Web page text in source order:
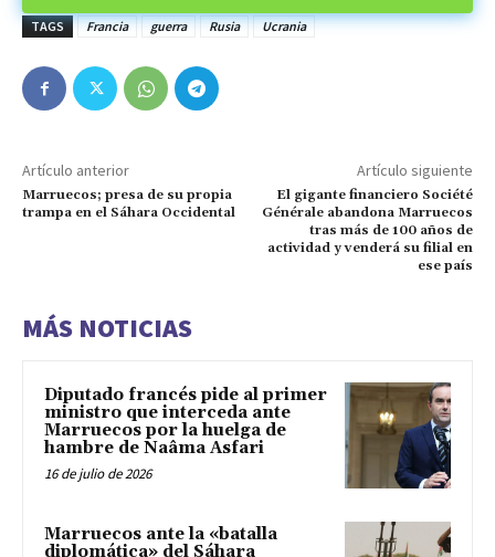
TAGS Francia guerra Rusia Ucrania
Artículo anterior
Marruecos; presa de su propia
trampa en el Sáhara Occidental
Artículo siguiente
El gigante financiero Société
Générale abandona Marruecos
tras más de 100 años de
actividad y venderá su filial en
ese país
MÁS NOTICIAS
Diputado francés pide al primer
ministro que interceda ante
Marruecos por la huelga de
hambre de Naâma Asfari
16 de julio de 2026
Marruecos ante la «batalla
diplomática» del Sáhara